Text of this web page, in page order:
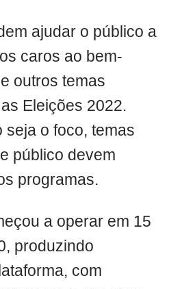
ajudar o público a
caros ao bem-
outros temas
Eleições 2022.
seja o foco, temas
público devem
programas.
a operar em 15
produzindo
com